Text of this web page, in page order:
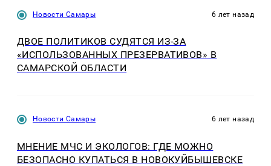
Новости Самары 6 лет назад
ДВОЕ ПОЛИТИКОВ СУДЯТСЯ ИЗ-ЗА
«ИСПОЛЬЗОВАННЫХ ПРЕЗЕРВАТИВОВ» В
САМАРСКОЙ ОБЛАСТИ
Новости Самары 6 лет назад
МНЕНИЕ МЧС И ЭКОЛОГОВ: ГДЕ МОЖНО
БЕЗОПАСНО КУПАТЬСЯ В НОВОКУЙБЫШЕВСКЕ